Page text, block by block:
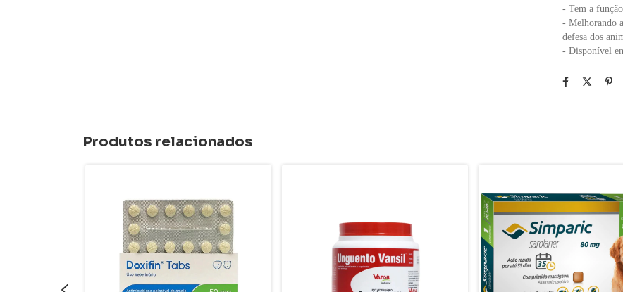
- Tem a
- Melhorando
defesa dos
- Disponível
Produtos relacionados